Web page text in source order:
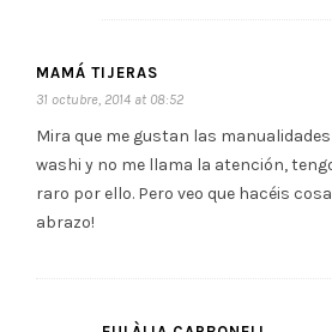
MAMÁ TIJERAS
31 octubre, 2014 at 08:52
Mira que me gustan las
washi y no me llama la atención,
raro por ello. Pero veo que hacéis
abrazo!